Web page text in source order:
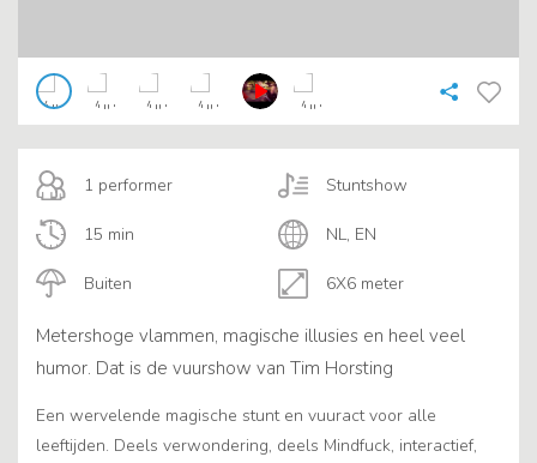
1 performer
Buiten
Stuntshow
15 min
6X6 meter
NL, EN
Metershoge vlammen, magische illusies en heel veel
humor. Dat is de vuurshow van Tim Horsting
Een wervelende magische stunt en vuuract voor alle
leeftijden. Deels verwondering, deels Mindfuck, interactief,